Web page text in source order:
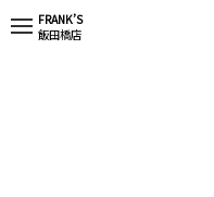
FRANK’S
飯田橋店
t